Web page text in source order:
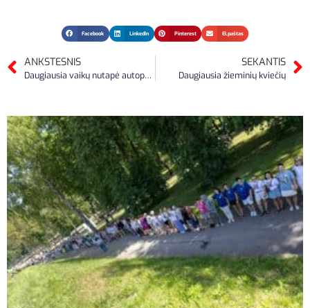
Facebook LinkedIn Pinterest El.paštas
ANKSTESNIS
Daugiausia vaikų nutapė autoportretą
SEKANTIS
Daugiausia žieminių kviečių